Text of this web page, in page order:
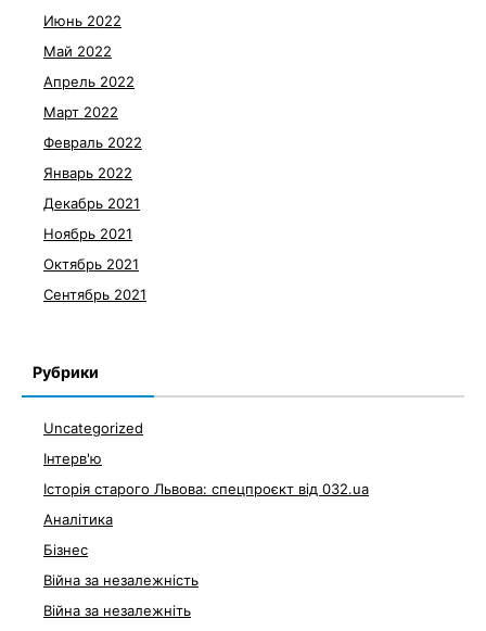
Июнь 2022
Май 2022
Апрель 2022
Март 2022
Февраль 2022
Январь 2022
Декабрь 2021
Ноябрь 2021
Октябрь 2021
Сентябрь 2021
Рубрики
Uncategorized
Інтерв'ю
Історія старого Львова: спецпроєкт від 032.ua
Аналітика
Бізнес
Війна за незалежність
Війна за незалежніть